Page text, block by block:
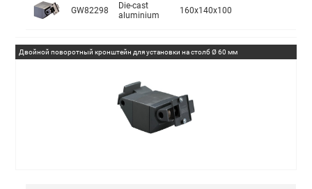
GW82298
Die-cast
aluminium
160x140x100
Двойной поворотный кронштейн для установки на столб Ø 60 мм